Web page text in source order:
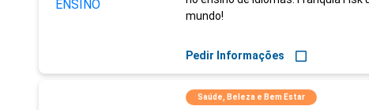
mundo!
Pedir Informações
Saúde, Beleza e Bem Estar